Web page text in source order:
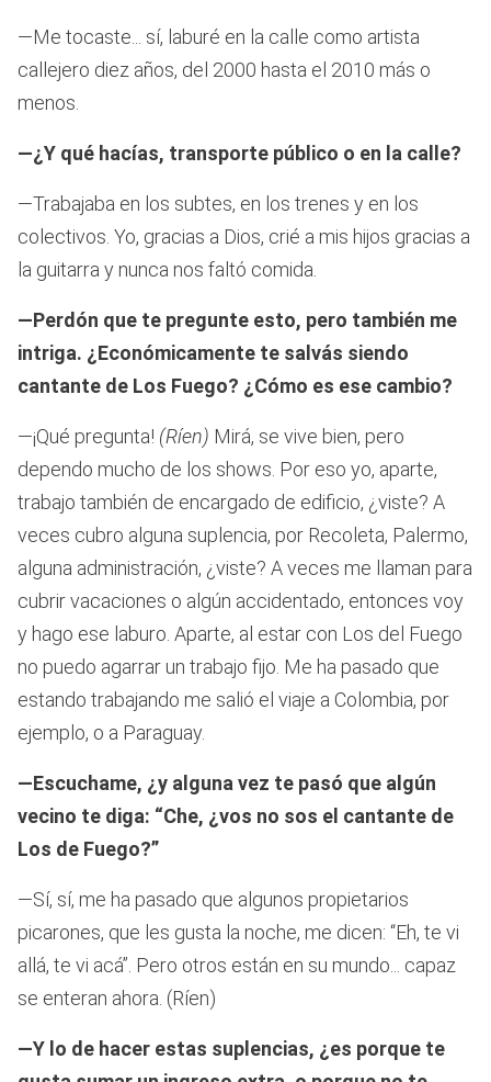
—Me tocaste... sí, laburé en la calle como artista
callejero diez años, del 2000 hasta el 2010 más o
menos.
—¿Y qué hacías, transporte público o en la calle?
—Trabajaba en los subtes, en los trenes y en los
colectivos. Yo, gracias a Dios, crié a mis hijos gracias a
la guitarra y nunca nos faltó comida.
—Perdón que te pregunte esto, pero también me
intriga. ¿Económicamente te salvás siendo
cantante de Los Fuego? ¿Cómo es ese cambio?
—¡Qué pregunta! (Ríen) Mirá, se vive bien, pero
dependo mucho de los shows. Por eso yo, aparte,
trabajo también de encargado de edificio, ¿viste? A
veces cubro alguna suplencia, por Recoleta, Palermo,
alguna administración, ¿viste? A veces me llaman para
cubrir vacaciones o algún accidentado, entonces voy
y hago ese laburo. Aparte, al estar con Los del Fuego
no puedo agarrar un trabajo fijo. Me ha pasado que
estando trabajando me salió el viaje a Colombia, por
ejemplo, o a Paraguay.
—Escuchame, ¿y alguna vez te pasó que algún
vecino te diga: “Che, ¿vos no sos el cantante de
Los de Fuego?”
—Sí, sí, me ha pasado que algunos propietarios
picarones, que les gusta la noche, me dicen: “Eh, te vi
allá, te vi acá”. Pero otros están en su mundo... capaz
se enteran ahora. (Ríen)
—Y lo de hacer estas suplencias, ¿es porque te